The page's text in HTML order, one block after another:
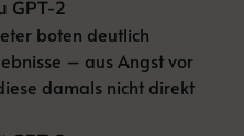
GPT-2
boten deutlich
– aus Angst vor
damals nicht direkt